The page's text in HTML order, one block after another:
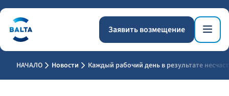
Заявить возмещение
НАЧАЛО Новости Каждый рабочий день в результате